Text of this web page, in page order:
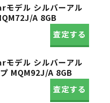
デル シルバーアル
A 8GB
査定する
デル シルバーアル
MQM92J/A 8GB
査定する